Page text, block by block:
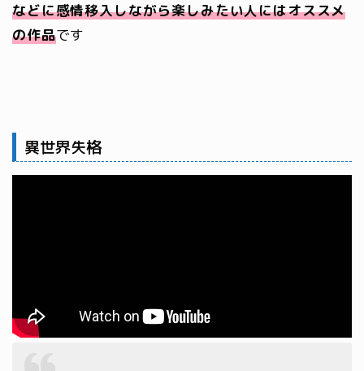
などに感情移入しながら楽しみたい人にはオススメ
の作品です
異世界失格